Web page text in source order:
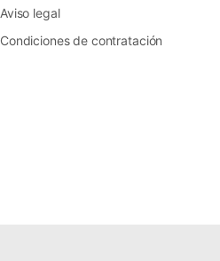
Aviso legal
Condiciones de contratación